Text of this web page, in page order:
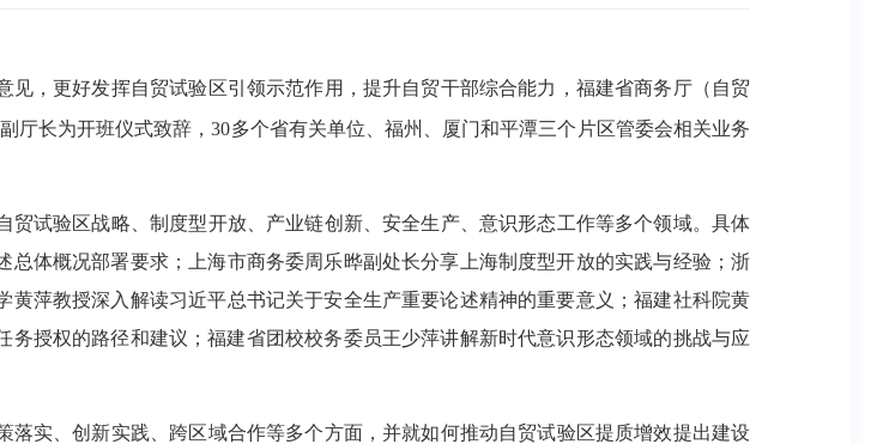
，更好发挥自贸试验区引领示范作用， 提升自贸干部综合能力， 福建省商务厅（自贸
厅长为开班仪式致辞，30多个省有关单位、福州、厦门和平潭三个片区管委会相关业务
试验区战略、制度型开放、产业链创新、安全生产、意识形态工作等多个领域。具体
总体概况部署要求 ； 上海市商务委周乐晔副处长分享上海制度型开放的实践与经验； 浙
黄萍教授深入解读习近平总书记关于安全生产重要论述精神的重要意义； 福建社科院黄
务授权的路径和建议；福建省团校校务委员王少萍讲解新时代意识形态领域的挑战与应
实、创新实践、跨区域合作等多个方面，并就如何推动自贸试验区提质增效提出建设